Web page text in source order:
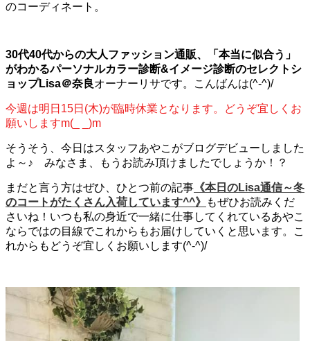
のコーディネート。
30代40代からの大人ファッション通販、
「本当に似合う」
がわかるパーソナルカラー診断&イメージ診断のセレクトシ
ョップLisa＠奈良オーナーリサです。こんばんは(^-^)/
今週は明日15日(木)が臨時休業となります。どうぞ宜しくお
願いしますm(_ _)m
そうそう、今日はスタッフあやこがブログデビューしました
よ～♪ みなさま、もうお読み頂けましたでしょうか！？
まだと言う方はぜひ、ひとつ前の記事 《本日のLisa通信～冬
のコートがたくさん入荷しています^^》
もぜひお読みくだ
さいね！いつも私の身近で一緒に仕事してくれているあやこ
ならではの目線でこれからもお届けしていくと思います。こ
れからもどうぞ宜しくお願いします(^-^)/